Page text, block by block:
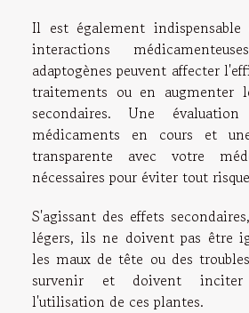
Il est également indispensable
interactions
adaptogènes peuvent affecter
traitements ou en augmenter
secondaires. Une
médicaments en cours et
transparente avec votre
nécessaires pour éviter tout
S'agissant des effets
légers, ils ne doivent pas être
les maux de tête ou des
survenir et doivent inciter
l'utilisation de ces plantes.